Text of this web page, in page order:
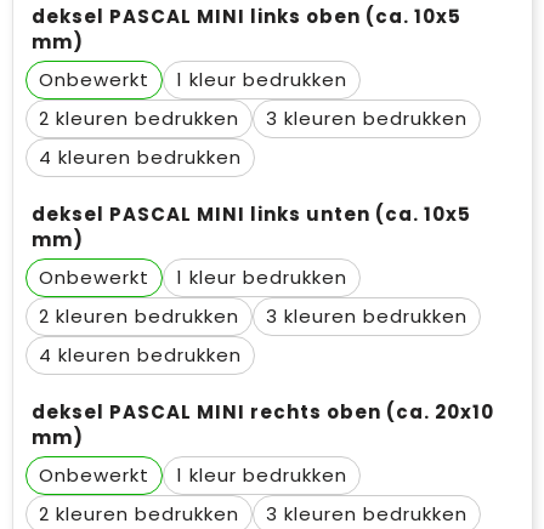
deksel PASCAL MINI links oben (ca. 10x5
mm)
Onbewerkt
1
2
3
4
deksel PASCAL MINI links unten (ca. 10x5
mm)
Onbewerkt
1
2
3
4
deksel PASCAL MINI rechts oben (ca. 20x10
mm)
Onbewerkt
1
2
3